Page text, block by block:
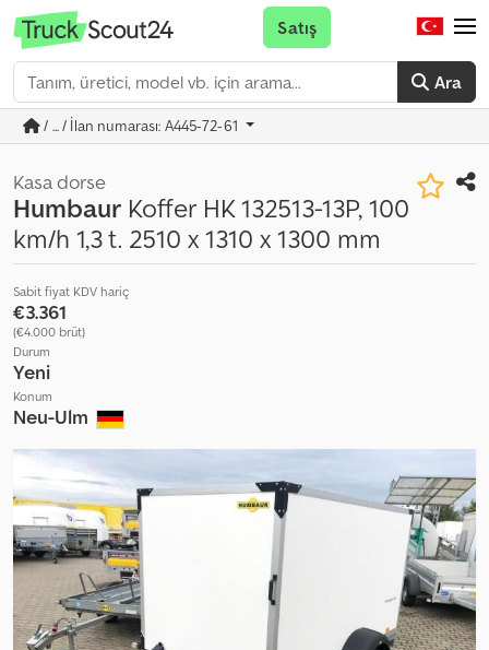
Ara
Satış
/ ... / İlan numarası: A445-72-61
Kasa dorse
Humbaur Koffer HK 132513-13P, 100
km/h 1,3 t. 2510 x 1310 x 1300 mm
Sabit fiyat KDV hariç
€3.361
(€4.000 brüt)
Durum
Yeni
Konum
Neu-Ulm